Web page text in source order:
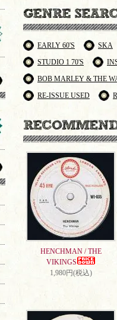
EARLY 60'S
SKA
STUDIO 1 70'S
BOB MARLEY & THE
RE-ISSUE USED
HENCHMAN / THE
VIKINGS
1,980円(税込)